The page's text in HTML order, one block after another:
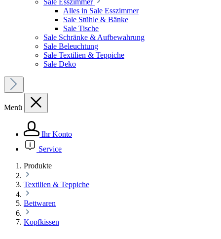
Sale Esszimmer
Alles in Sale Esszimmer
Sale Stühle & Bänke
Sale Tische
Sale Schränke & Aufbewahrung
Sale Beleuchtung
Sale Textilien & Teppiche
Sale Deko
Menü
Ihr Konto
Service
Produkte
Textilien & Teppiche
Bettwaren
Kopfkissen